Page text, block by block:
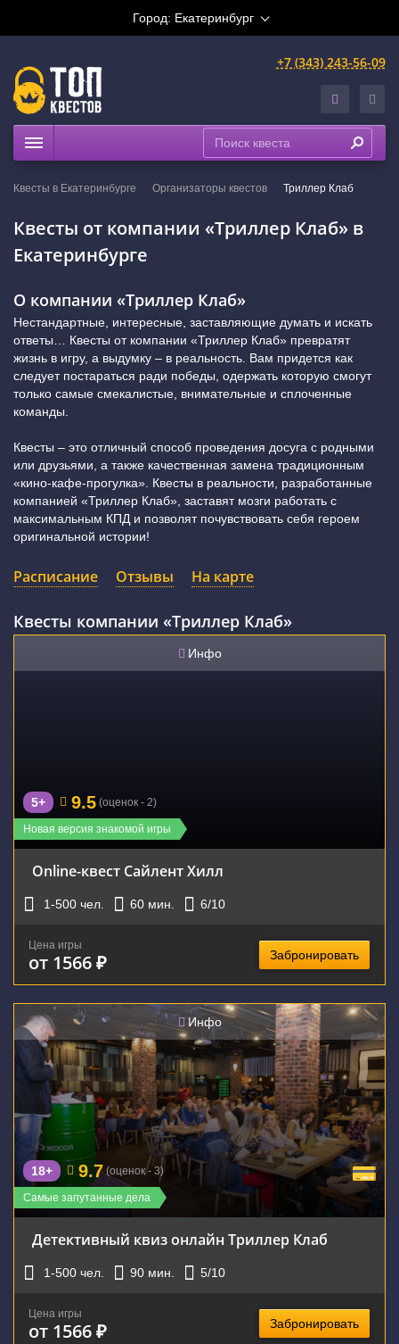
Город: Екатеринбург
+7 (343) 243-56-09
Рейтинги
На карте
Квесты в Екатеринбурге Организаторы квестов Триллер Клаб
Квесты от компании «Триллер Клаб» в
Екатеринбурге
О компании «Триллер Клаб»
Нестандартные, интересные, заставляющие думать и искать
ответы… Квесты от компании «Триллер Клаб» превратят
жизнь в игру, а выдумку – в реальность. Вам придется как
следует постараться ради победы, одержать которую смогут
только самые смекалистые, внимательные и сплоченные
команды.
Квесты – это отличный способ проведения досуга с родными
или друзьями, а также качественная замена традиционным
«кино-кафе-прогулка». Квесты в реальности, разработанные
компанией «Триллер Клаб», заставят мозги работать с
максимальным КПД и позволят почувствовать себя героем
оригинальной истории!
Расписание Отзывы На карте
Квесты компании «Триллер Клаб»
Инфо
Новая версия знакомой игры
5+ 9.5 (оценок - 2)
Online-квест Сайлент Хилл
1-500 чел. 60 мин. 6/10
Цена игры
от 1566 ₽ Забронировать
Инфо
Самые запутанные дела
18+ 9.7 (оценок - 3)
Детективный квиз онлайн Триллер Клаб
1-500 чел. 90 мин. 5/10
Цена игры
от 1566 ₽ Забронировать